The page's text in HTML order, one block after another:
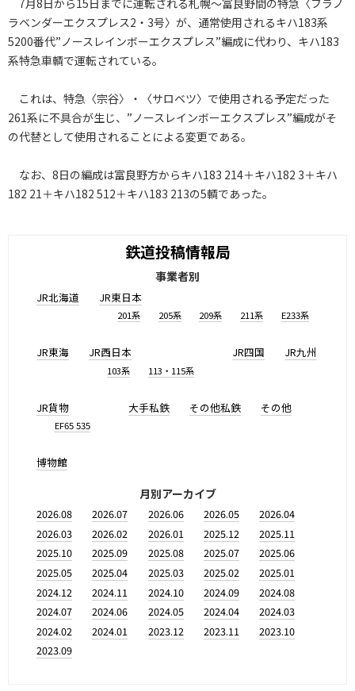
7月8日から15日までに運転される札幌〜富良野間の特急〈フラノ
ラベンダーエクスプレス2・3号〉が、通常使用されるキハ183系
5200番代”ノースレインボーエクスプレス”編成に代わり、キハ183
系特急車輌で運転されている。
これは、特急〈宗谷〉・〈サロベツ〉で使用される予定だった
261系に不具合が生じ、”ノースレインボーエクスプレス”編成がそ
の代替として使用されることによる変更である。
なお、8日の編成は富良野方からキハ183 214＋キハ182 3＋キハ
182 21＋キハ182 512＋キハ183 213の5輌であった。
鉄道投稿情報局
事業者別
JR北海道 JR東日本
201系 205系 209系 211系 E233系
JR東海 JR西日本
103系 113・115系
JR四国 JR九州
JR貨物
EF65 535
大手私鉄 その他私鉄 その他
博物館
月別アーカイブ
2026.08 2026.07 2026.06 2026.05
2026.04
2026.03
2026.02 2026.01 2025.12
2025.11
2025.10
2025.09 2025.08 2025.07
2025.06
2025.05
2025.04 2025.03 2025.02
2025.01
2024.12
2024.11 2024.10 2024.09
2024.08
2024.07
2024.06 2024.05 2024.04
2024.03
2024.02
2024.01 2023.12 2023.11
2023.10
2023.09